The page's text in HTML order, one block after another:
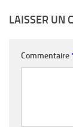
LAISSER UN
Commentaire